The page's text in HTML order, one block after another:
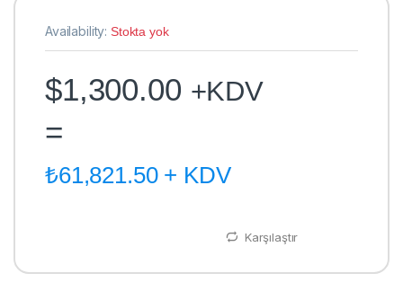
Availability:Stokta yok
$1,300.00 +KDV
=
₺61,821.50+ KDV
Karşılaştır